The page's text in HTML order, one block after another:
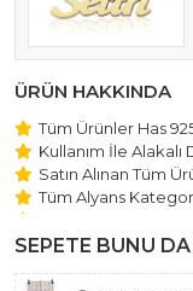
ÜRÜN HAKKINDA
Tüm Ürünler Has
Kullanım İle
Satın Alınan Tüm
Tüm Alyans
Beştaş Tektaş
ile Hareket
SEPETE BUNU DA